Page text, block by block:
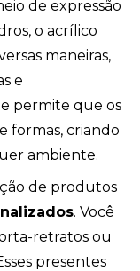
de expressão
o acrílico
maneiras,
e
permite que os
formas, criando
ambiente.
de produtos
. Você
retratos ou
presentes